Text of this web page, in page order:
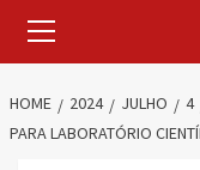
Menu
HOME 2024 JULHO 4
PARA LABORATÓRIO